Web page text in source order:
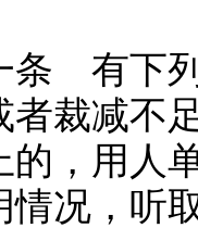
有下列
者裁减不
的，用人
情况，听